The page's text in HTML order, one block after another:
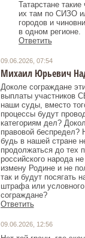
Татарстане
их там по СИЗО
городов и
в одном регионе.
Ответить
09.06.2026, 07:54
Михаил Юрьевич
Доколе сограждане
выплаты участников
наши суды, вместо
процессы будут
категориям дел?
правовой беспредел?
будь в нашей стране
продолжаться до тех
российского народа
измену Родине и не
так и будут посягать
штрафа или
сограждане?
Ответить
09.06.2026, 12:56